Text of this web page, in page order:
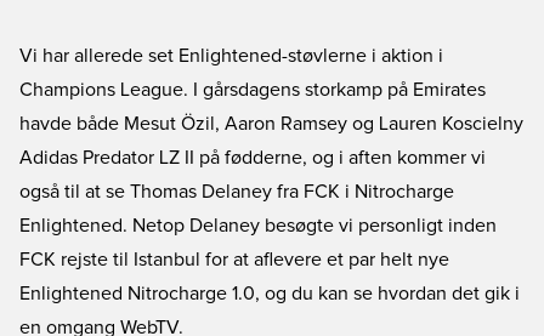
Vi har allerede set Enlightened-støvlerne i aktion i
Champions League. I gårsdagens storkamp på Emirates
havde både Mesut Özil, Aaron Ramsey og Lauren Koscielny
Adidas Predator LZ II på fødderne, og i aften kommer vi
også til at se Thomas Delaney fra FCK i Nitrocharge
Enlightened. Netop Delaney besøgte vi personligt inden
FCK rejste til Istanbul for at aflevere et par helt nye
Enlightened Nitrocharge 1.0, og du kan se hvordan det gik i
en omgang WebTV.